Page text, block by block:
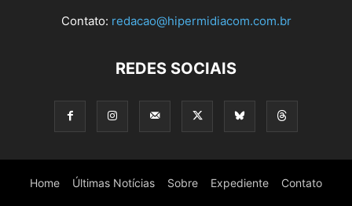
Contato: redacao@hipermidiacom.com.br
REDES SOCIAIS
Home Últimas Notícias Sobre Expediente Contato